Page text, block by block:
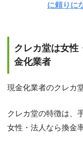
に頼りに
クレカ堂は女性
金化業者
現金化業者のクレカ
クレカ堂の特徴は、
女性・法人なら換金